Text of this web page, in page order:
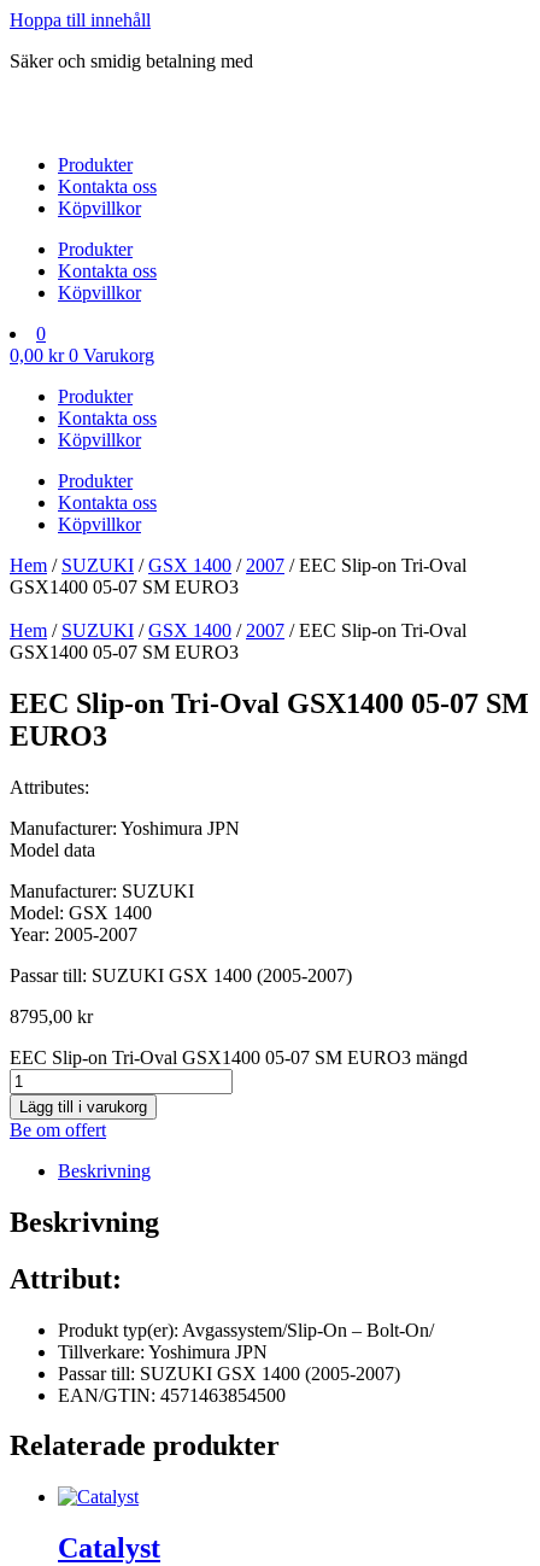
Hoppa till innehåll
Säker och smidig betalning med
Produkter
Kontakta oss
Köpvillkor
Produkter
Kontakta oss
Köpvillkor
0
0,00 kr 0 Varukorg
Produkter
Kontakta oss
Köpvillkor
Produkter
Kontakta oss
Köpvillkor
Hem / SUZUKI /GSX 1400 / 2007 / EEC Slip-on Tri-Oval
GSX1400 05-07 SM EURO3
Hem / SUZUKI /GSX 1400 / 2007 / EEC Slip-on Tri-Oval
GSX1400 05-07 SM EURO3
EEC Slip-on Tri-Oval GSX1400 05-07 SM
EURO3
Attributes:
Manufacturer: Yoshimura JPN
Model data
Manufacturer: SUZUKI
Model: GSX 1400
Year: 2005-2007
Passar till: SUZUKI GSX 1400 (2005-2007)
8795,00 kr
EEC Slip-on Tri-Oval GSX1400 05-07 SM EURO3 mängd
Lägg till i varukorg
Be om offert
Beskrivning
Beskrivning
Attribut:
Produkt typ(er): Avgassystem/Slip-On – Bolt-On/
Tillverkare: Yoshimura JPN
Passar till: SUZUKI GSX 1400 (2005-2007)
EAN/GTIN: 4571463854500
Relaterade produkter
Catalyst